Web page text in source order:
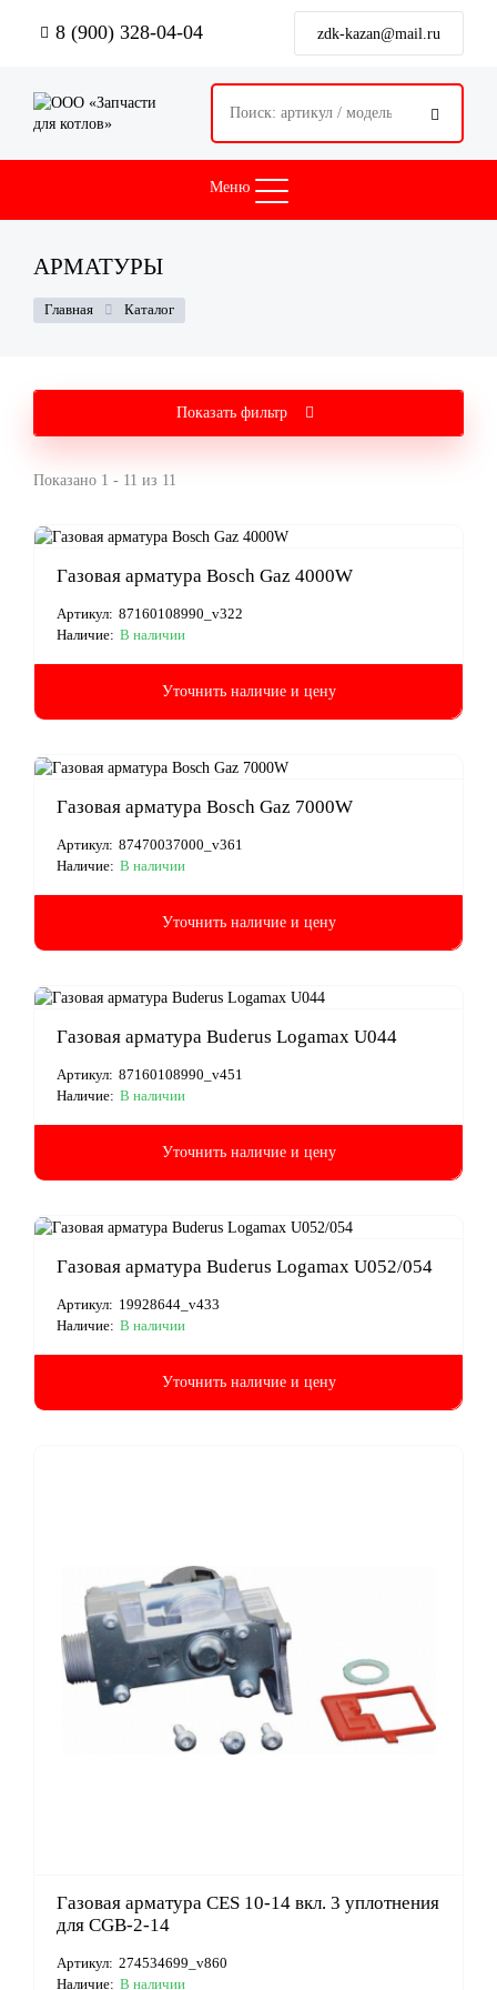
8 (900) 328-04-04 zdk-kazan@mail.ru

Меню
АРМАТУРЫ
СТРОКА
НАВИГАЦИИ
Главная Каталог
Показать фильтр
Показано 1 - 11 из 11
Газовая арматура Bosch Gaz 4000W
Артикул: 87160108990_v322
Наличие: В наличии
Уточнить наличие и цену
Газовая арматура Bosch Gaz 7000W
Артикул: 87470037000_v361
Наличие: В наличии
Уточнить наличие и цену
Газовая арматура Buderus Logamax U044
Артикул: 87160108990_v451
Наличие: В наличии
Уточнить наличие и цену
Газовая арматура Buderus Logamax U052/054
Артикул: 19928644_v433
Наличие: В наличии
Уточнить наличие и цену
Газовая арматура CES 10-14 вкл. 3 уплотнения
для CGB-2-14
Артикул: 274534699_v860
Наличие: В наличии